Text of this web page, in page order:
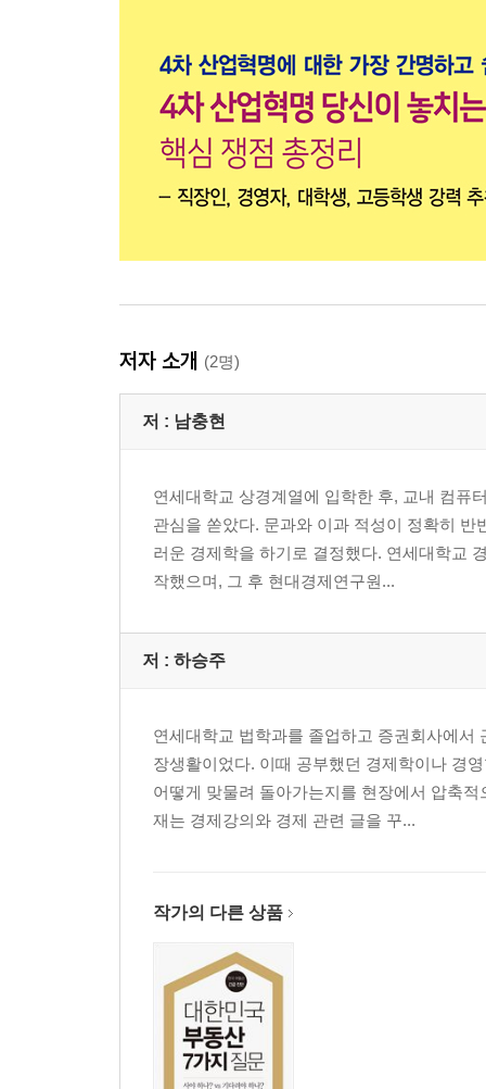
저자 소개 (2명)
저 : 남충현
연세대학교 상경계열에 입학한 후, 교내 컴퓨
관심을 쏟았다. 문과와 이과 적성이 정확히
러운 경제학을 하기로 결정했다. 연세대학교
작했으며, 그 후 현대경제연구원...
저 : 하승주
연세대학교 법학과를 졸업하고 증권회사에
장생활이었다. 이때 공부했던 경제학이나 경
어떻게 맞물려 돌아가는지를 현장에서 압축
재는 경제강의와 경제 관련 글을 꾸...
작가의 다른 상품